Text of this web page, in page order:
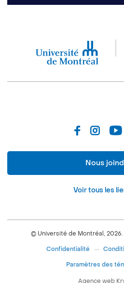
Nous
Voir tous les
© Université de Montréal,
Confidentialité
Paramètres des
Agence web